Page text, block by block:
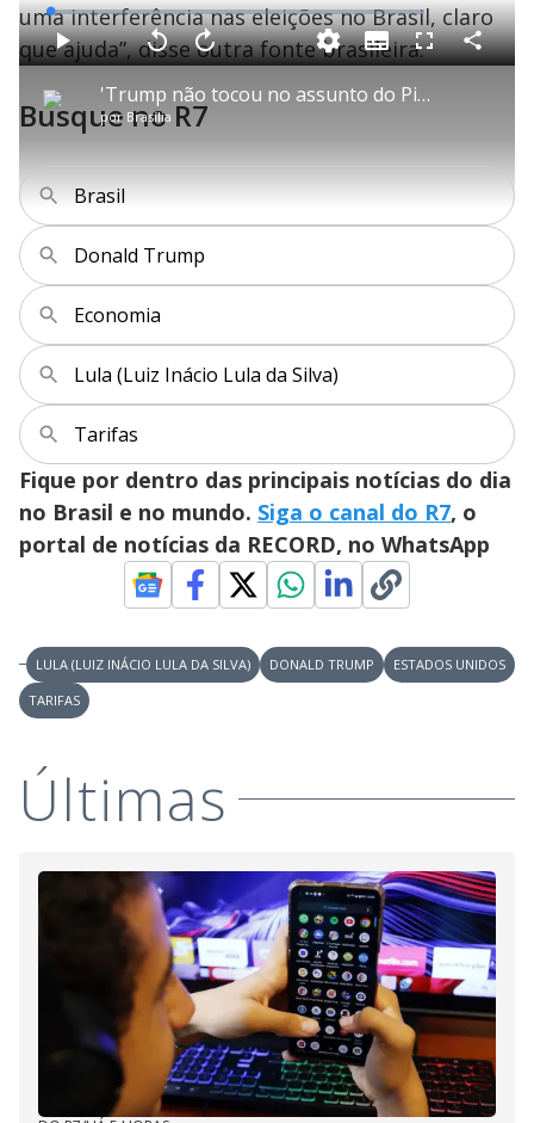
uma interferência nas eleições no Brasil, claro
que ajuda”, disse outra fonte brasileira.
P
l
a
y
V
i
d
e
o
'Trump não tocou no assunto do Pix e eu também não toquei', afirma Lula
por Brasília
P V
t
a
r
o
A
n
ç
a
d
s
u
o
L
o
a
d
e
:
0
.
2
S
u
b
i
t
F
l
C
o
Busque no R7
Brasil
Donald Trump
Economia
Lula (Luiz Inácio Lula da Silva)
Tarifas
Fique por dentro das principais notícias do dia
no Brasil e no mundo. Siga o canal do R7, o
portal de notícias da RECORD, no WhatsApp
LULA (LUIZ INÁCIO LULA DA SILVA) DONALD TRUMP
ESTADOS UNIDOS
TARIFAS
Últimas